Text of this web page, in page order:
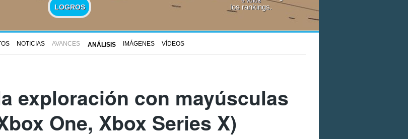
LOGROS
los rankings.
NOTICIAS AVANCES ANÁLISIS IMÁGENES VÍDEOS
exploración con mayúsculas
One, Xbox Series X)